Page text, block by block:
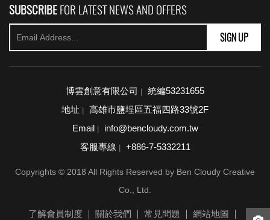
SUBSCRIBEFOR LATEST NEWS AND OFFERS
SIGN UP
博雲創意有限公司
統編53231655
地址
高雄市鹽埕區五福四路33號2F
Email
info@bencloudy.com.tw
客服專線
+886-7-5332211
Copyrights © 2018 All Rights Reserved by Ben Cloudy Creative
Co., Ltd.
了解會員制度 關於我們 常見問題 網站地圖